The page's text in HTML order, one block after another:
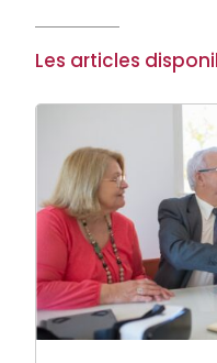
Les articles